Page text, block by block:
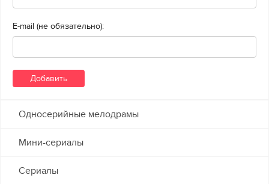
E-mail (не обязательно):
Односерийные мелодрамы
Мини-сериалы
Сериалы